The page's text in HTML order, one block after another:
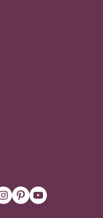
Pinterest
YouTube